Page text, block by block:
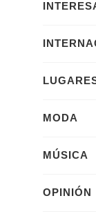
MODA
MÚSICA
OPINIÓN